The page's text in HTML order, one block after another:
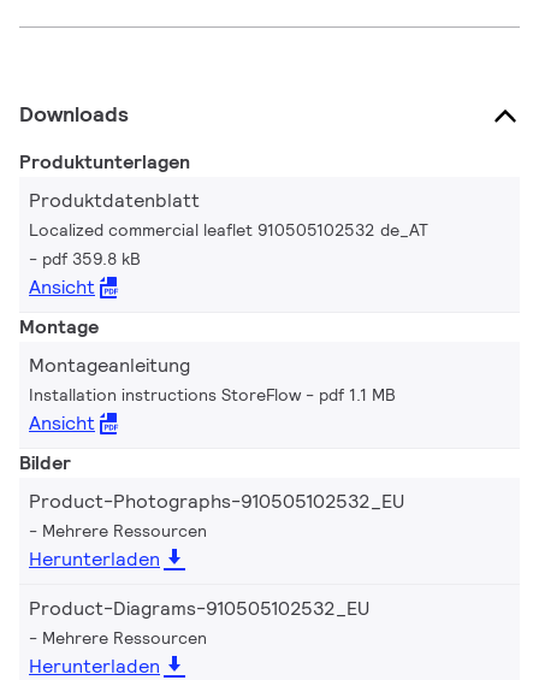
Downloads
Produktunterlagen
Produktdatenblatt
Localized commercial leaflet 910505102532 de_AT
pdf 359.8 kB
Ansicht
Montage
Montageanleitung
Installation instructions StoreFlow pdf 1.1 MB
Ansicht
Bilder
Product-Photographs-910505102532_EU
Mehrere Ressourcen
Herunterladen
Product-Diagrams-910505102532_EU
Mehrere Ressourcen
Herunterladen